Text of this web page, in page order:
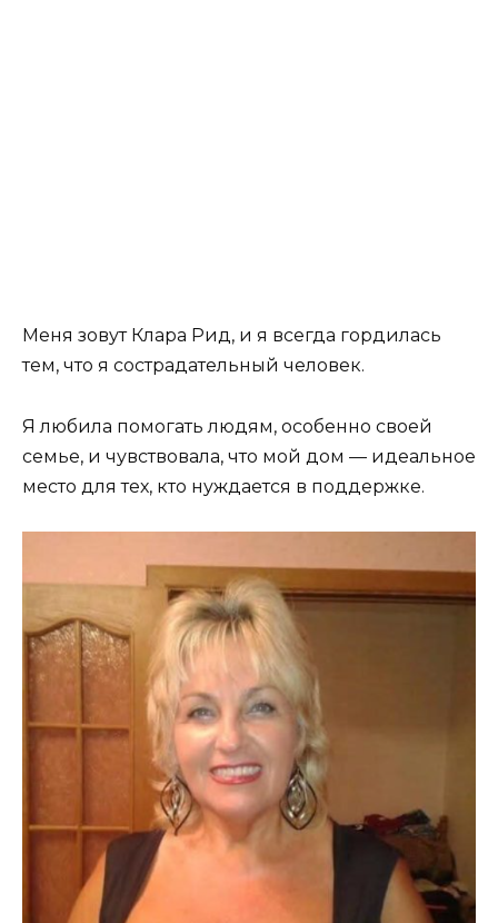
Меня зовут Клара Рид, и я всегда гордилась
тем, что я сострадательный человек.
Я любила помогать людям, особенно своей
семье, и чувствовала, что мой дом — идеальное
место для тех, кто нуждается в поддержке.